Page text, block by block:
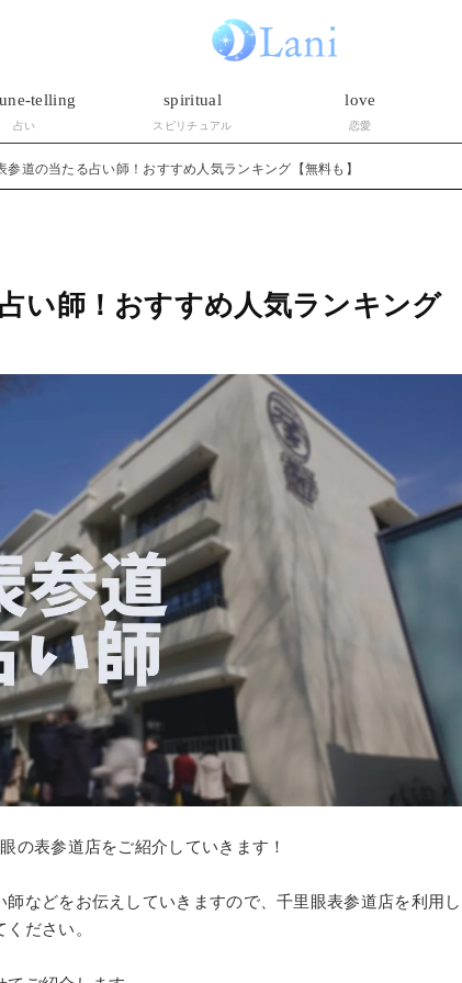
telling
占い
spiritual
スピリチュアル
love
恋愛
参道の当たる占い師！おすすめ人気ランキング【無料も】
い師！おすすめ人気ランキング
の表参道店をご紹介していきます！
などをお伝えしていきますので、千里眼表参道店を利用し
ださい。